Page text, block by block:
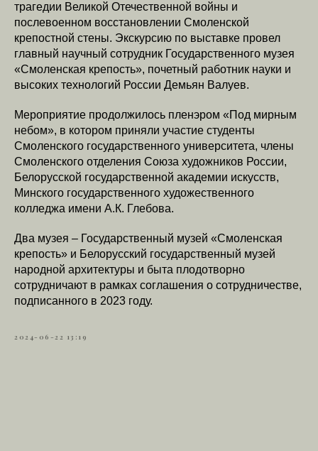
трагедии Великой Отечественной войны и
послевоенном восстановлении Смоленской
крепостной стены. Экскурсию по выставке провел
главный научный сотрудник Государственного музея
«Смоленская крепость», почетный работник науки и
высоких технологий России Демьян Валуев.
Мероприятие продолжилось пленэром «Под мирным
небом», в котором приняли участие студенты
Смоленского государственного университета, члены
Смоленского отделения Союза художников России,
Белорусской государственной академии искусств,
Минского государственного художественного
колледжа имени А.К. Глебова.
Два музея – Государственный музей «Смоленская
крепость» и Белорусский государственный музей
народной архитектуры и быта плодотворно
сотрудничают в рамках соглашения о сотрудничестве,
подписанного в 2023 году.
2024-06-22 13:19